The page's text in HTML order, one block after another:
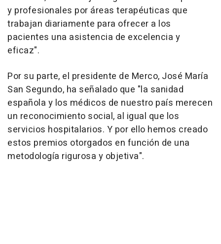
y profesionales por áreas terapéuticas que
trabajan diariamente para ofrecer a los
pacientes una asistencia de excelencia y
eficaz".
Por su parte, el presidente de Merco, José María
San Segundo, ha señalado que "la sanidad
española y los médicos de nuestro país merecen
un reconocimiento social, al igual que los
servicios hospitalarios. Y por ello hemos creado
estos premios otorgados en función de una
metodología rigurosa y objetiva".